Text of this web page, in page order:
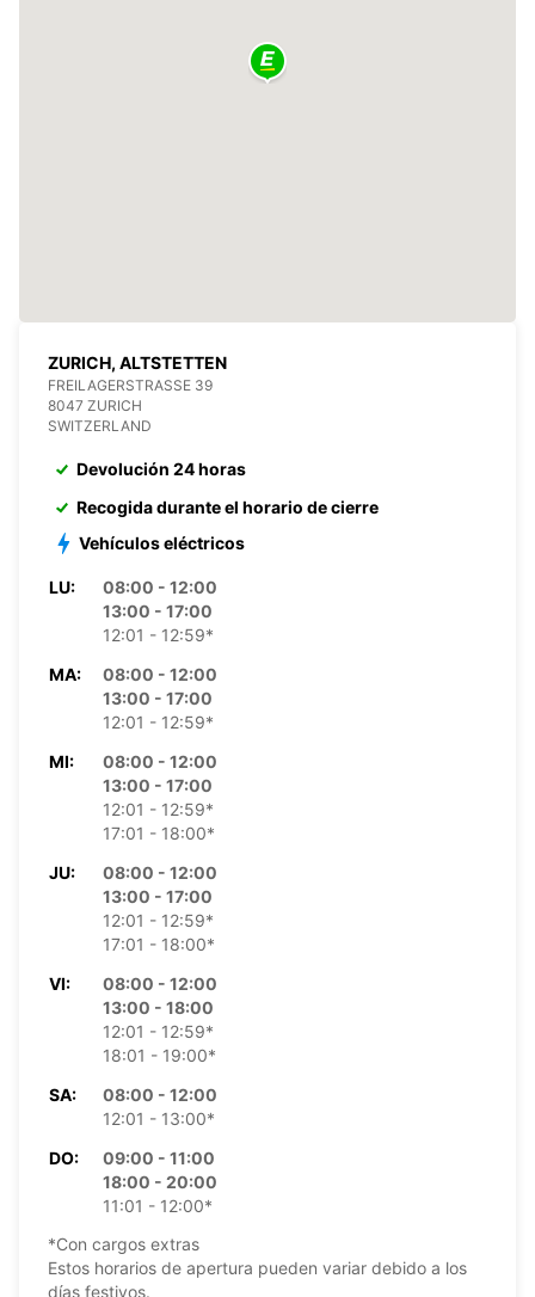
ZURICH, ALTSTETTEN
FREILAGERSTRASSE 39
8047 ZURICH
SWITZERLAND
Devolución 24 horas
Recogida durante el horario de cierre
Vehículos eléctricos
LU:
08:00 - 12:00
13:00 - 17:00
12:01 - 12:59*
MA:
08:00 - 12:00
13:00 - 17:00
12:01 - 12:59*
MI:
08:00 - 12:00
13:00 - 17:00
12:01 - 12:59*
17:01 - 18:00*
JU:
08:00 - 12:00
13:00 - 17:00
12:01 - 12:59*
17:01 - 18:00*
VI:
08:00 - 12:00
13:00 - 18:00
12:01 - 12:59*
18:01 - 19:00*
SA:
08:00 - 12:00
12:01 - 13:00*
DO:
09:00 - 11:00
18:00 - 20:00
11:01 - 12:00*
*Con cargos extras
Estos horarios de apertura pueden variar debido a los
días festivos.